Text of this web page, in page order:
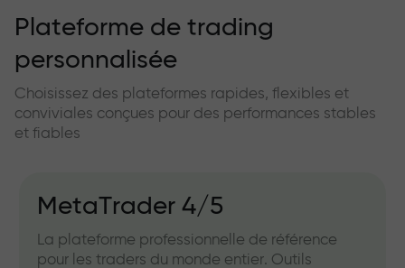
Plateforme de trading
personnalisée
Choisissez des plateformes rapides, flexibles et
conviviales conçues pour des performances stables
et fiables
MetaTrader 4/5
La plateforme professionnelle de référence
pour les traders du monde entier. Outils